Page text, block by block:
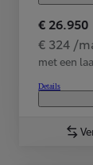
€ 26.950
€ 324 /
met een
Details